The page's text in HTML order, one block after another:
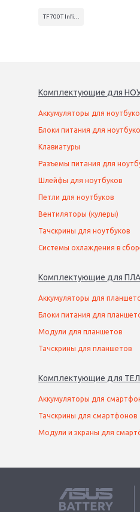
Комплектующие для
Аккумуляторы для
Блоки питания для
Клавиатуры
Разъемы питания для
Шлейфы для ноутбуков
Петли для ноутбуков
Вентиляторы (кулеры)
Тачскрины для ноутбуков
Системы охлаждения в
Комплектующие для
Аккумуляторы для
Блоки питания для
Модули для планшетов
Тачскрины для планшетов
Комплектующие для
Аккумуляторы для
Тачскрины для смартфонов
Модули и экраны для